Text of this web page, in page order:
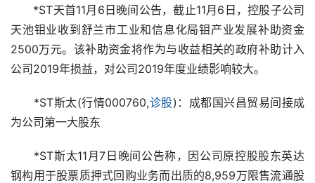
*ST天首11月6日晚间公告，截止11月6日，控股子公司
天池钼业收到舒兰市工业和信息化局钼产业发展补助资金
2500万元。该补助资金将作为与收益相关的政府补助计入
公司2019年损益，对公司2019年度业绩影响较大。
*ST斯太(行情000760,诊股)：成都国兴昌贸易间接成
为公司第一大股东
*ST斯太11月7日晚间公告称，因公司原控股股东英达
钢构用于股票质押式回购业务而出质的8,959万限售流通股